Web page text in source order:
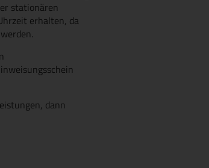
stationären
erhalten, da
dann